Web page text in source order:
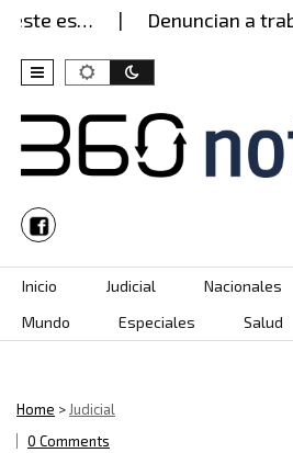
es… Denuncian a
Skip to content
Inicio Judicial Nacionales
Mundo
Especiales Salud
Home >Judicial
0 Comments